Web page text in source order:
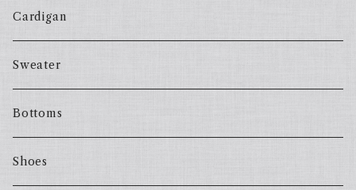
Cardigan
Sweater
Bottoms
Shoes